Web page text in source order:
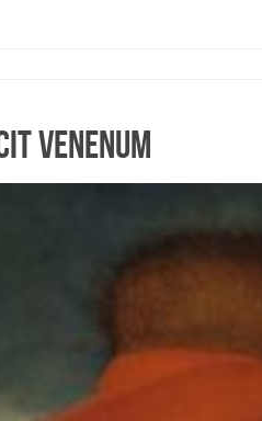
venenum